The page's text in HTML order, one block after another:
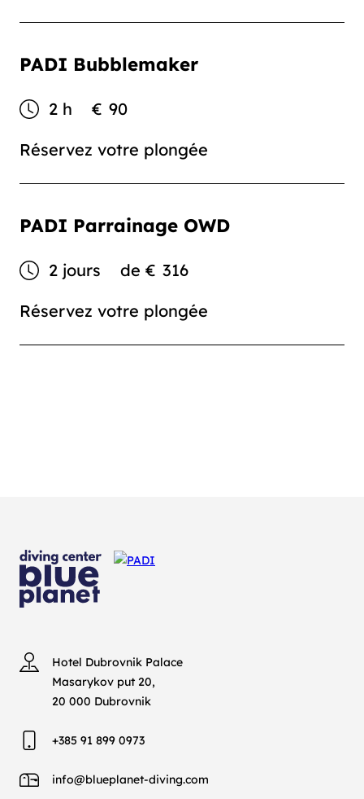
PADI Bubblemaker
2 h € 90
Réservez votre plongée
PADI Parrainage OWD
2 jours de € 316
Réservez votre plongée
Hotel Dubrovnik Palace
Masarykov put 20,
20 000 Dubrovnik
+385 91 899 0973
info@blueplanet-diving.com